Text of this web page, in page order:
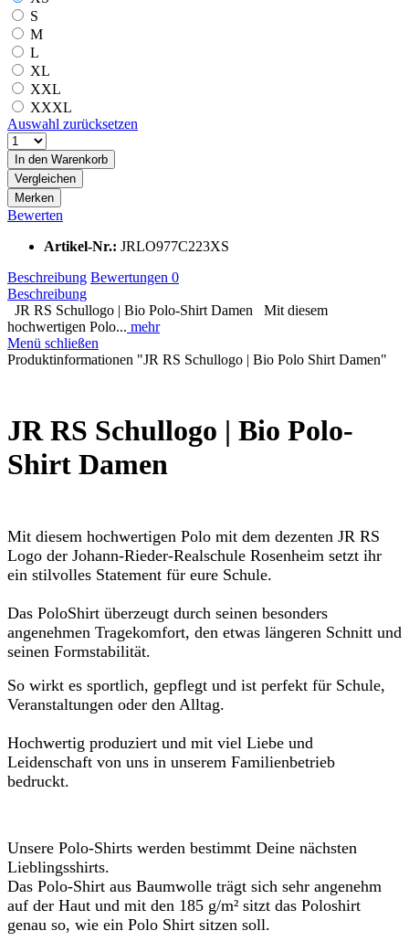
S
M
L
XL
XXL
XXXL
Auswahl zurücksetzen
In den Warenkorb
Vergleichen
Merken
Bewerten
Artikel-Nr.: JRLO977C223XS
Beschreibung Bewertungen 0
Beschreibung
JR RS Schullogo | Bio Polo-Shirt Damen Mit diesem
hochwertigen Polo... mehr
Menü schließen
Produktinformationen "JR RS Schullogo | Bio Polo Shirt Damen"
JR RS Schullogo | Bio Polo-
Shirt Damen
Mit diesem hochwertigen Polo mit dem dezenten JR RS
Logo der Johann-Rieder-Realschule Rosenheim setzt ihr
ein stilvolles Statement für eure Schule.
Das PoloShirt überzeugt durch seinen besonders
angenehmen Tragekomfort, den etwas längeren Schnitt und
seinen Formstabilität.
So wirkt es sportlich, gepflegt und ist perfekt für Schule,
Veranstaltungen oder den Alltag.
Hochwertig produziert und mit viel Liebe und
Leidenschaft von uns in unserem Familienbetrieb
bedruckt.
Unsere Polo-Shirts werden bestimmt Deine nächsten
Lieblingsshirts.
Das Polo-Shirt aus Baumwolle trägt sich sehr angenehm
auf der Haut und mit den 185 g/m² sitzt das Poloshirt
genau so, wie ein Polo Shirt sitzen soll.